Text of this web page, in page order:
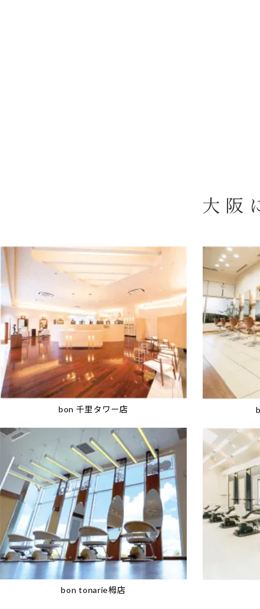
大阪
bon 千里タワー店
bon tonarie栂店